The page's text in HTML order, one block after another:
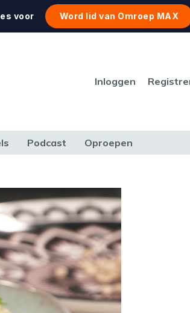
voor Word lid van Omroep MAX
Inloggen
Podcast Oproepen